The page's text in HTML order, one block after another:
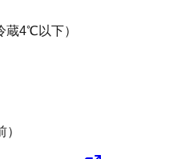
蔵4℃以下）